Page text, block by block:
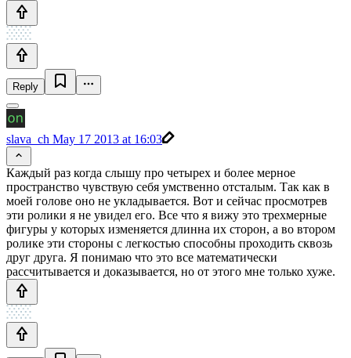
Reply
slava_ch May 17 2013 at 16:03
Каждый раз когда слышу про четырех и более мерное
пространство чувствую себя умственно отсталым. Так как в
моей голове оно не укладывается. Вот и сейчас просмотрев
эти ролики я не увидел его. Все что я вижу это трехмерные
фигуры у которых изменяется длинна их сторон, а во втором
ролике эти стороны с легкостью способны проходить сквозь
друг друга. Я понимаю что это все математически
рассчитывается и доказывается, но от этого мне только хуже.